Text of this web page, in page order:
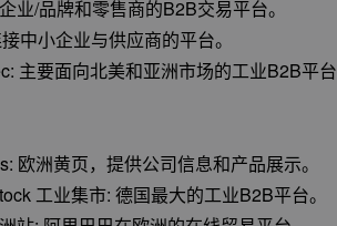
业/品牌和零售商的B2B交易平台。
中小企业与供应商的平台。
主要面向北美和亚洲市场的工业B2B平
欧洲黄页，提供公司信息和产品展示。
工业集市: 德国最大的工业B2B平台。